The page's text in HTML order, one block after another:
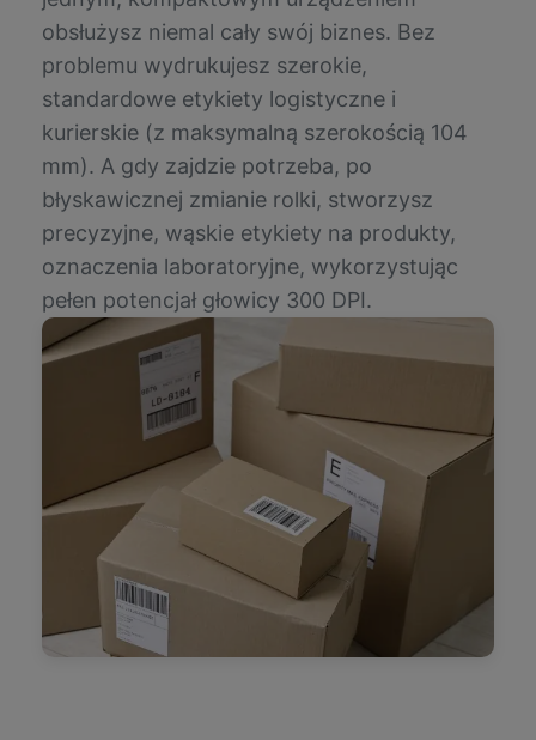
obsłużysz niemal cały swój biznes. Bez
problemu wydrukujesz szerokie,
standardowe etykiety logistyczne i
kurierskie (z maksymalną szerokością 104
mm). A gdy zajdzie potrzeba, po
błyskawicznej zmianie rolki, stworzysz
precyzyjne, wąskie etykiety na produkty,
oznaczenia laboratoryjne, wykorzystując
pełen potencjał głowicy 300 DPI.